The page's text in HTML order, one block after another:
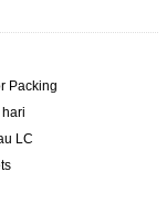
Packing
LC